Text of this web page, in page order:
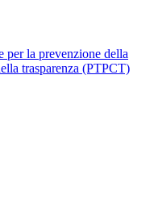
per la prevenzione della
trasparenza (PTPCT)